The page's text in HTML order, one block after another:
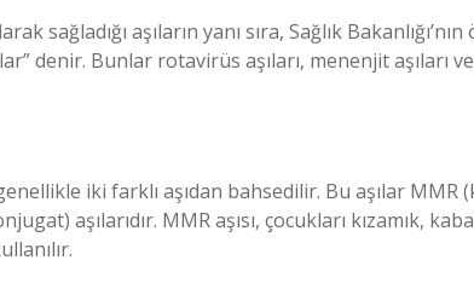
sağladığı aşıların yanı sıra, Sağlık
denir. Bunlar rotavirüs aşıları, menenjit aşıları ve
iki farklı aşıdan bahsedilir. Bu aşılar MMR
aşılarıdır. MMR aşısı, çocukları kızamık,